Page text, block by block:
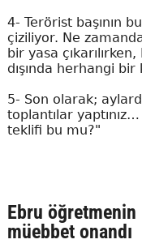
4- Terörist başının
çiziliyor. Ne
bir yasa
dışında herhangi bir
5- Son olarak;
toplantılar yaptınız…
teklifi bu mu?"
Ebru öğretmenin
müebbet onandı